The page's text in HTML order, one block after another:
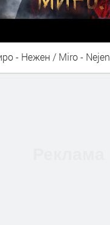
- Нежен / Miro - Nejen